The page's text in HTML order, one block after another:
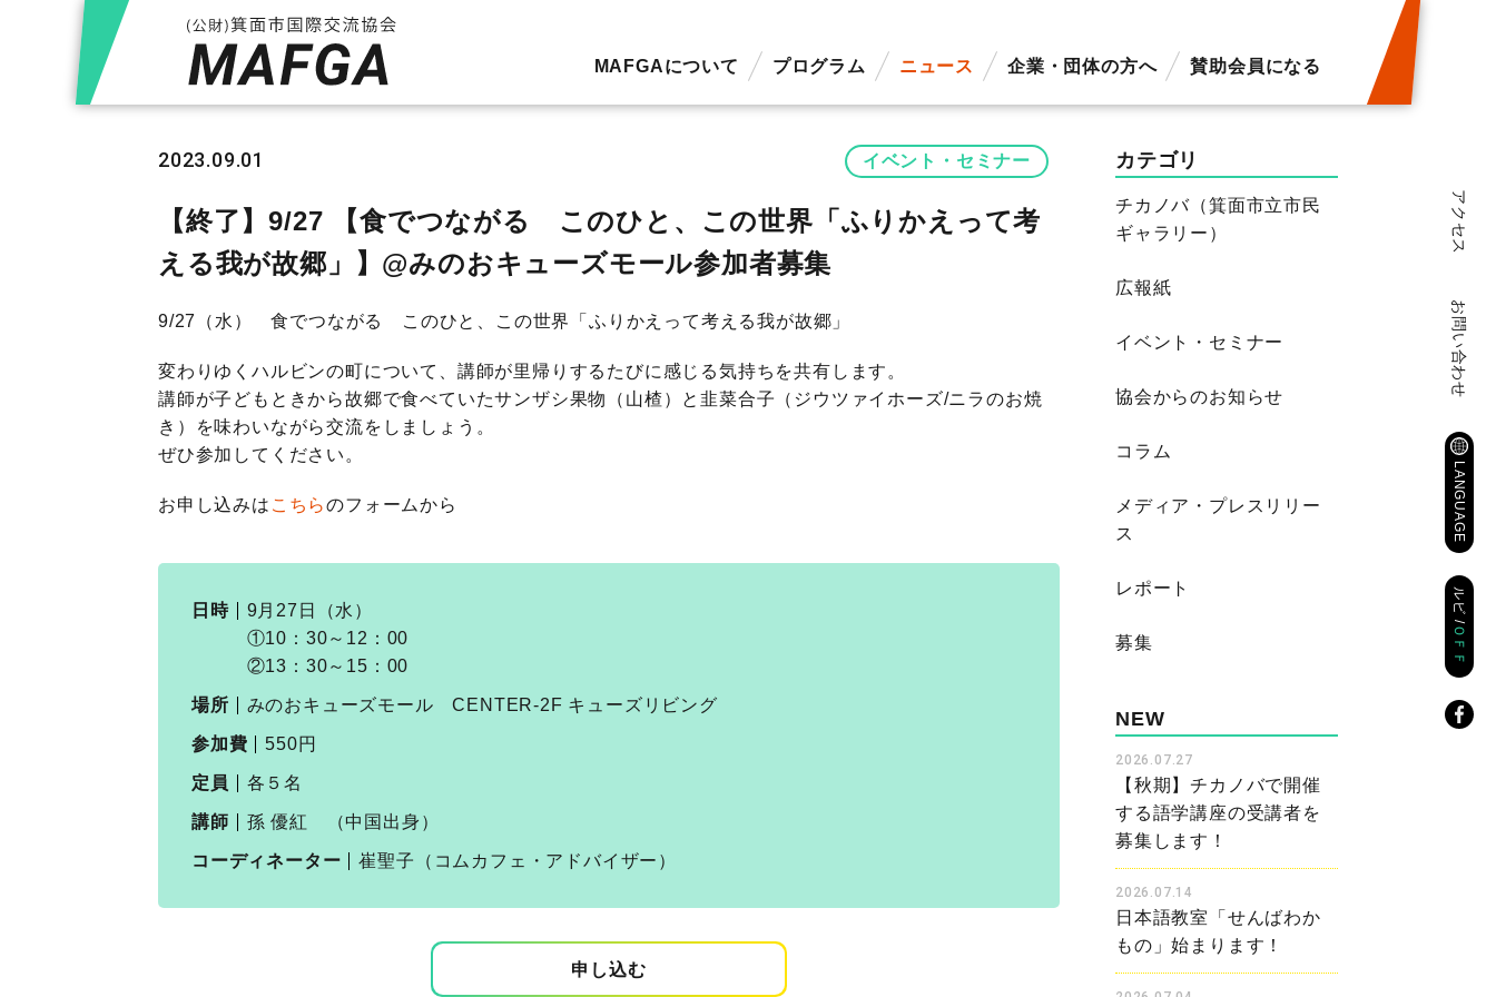
MAFGAについて プログラム ニュース 企業・団体の方へ 賛助会員になる
アクセス
お問い合わせ
LANGUAGE
ルビ /
ＯＦＦ
2023.09.01 イベント・セミナー
【終了】9/27 【食でつながる このひと、この世界「ふりかえって考
える我が故郷」】@みのおキューズモール参加者募集
9/27（水） 食でつながる このひと、この世界「ふりかえって考える我が故郷」
変わりゆくハルビンの町について、講師が里帰りするたびに感じる気持ちを共有します。
講師が子どもときから故郷で食べていたサンザシ果物（山楂）と韭菜合子（ジウツァイホーズ/ニラのお焼
き）を味わいながら交流をしましょう。
ぜひ参加してください。
お申し込みは こち らのフォームから
日時
9月27日（水）
①10：30～12：00
②13：30～15：00
場所 みのおキューズモール CENTER-2F キューズリビング
参加費 550円
定員 各５名
講師 孫 優紅 （中国出身）
コーディネーター 崔聖子（コムカフェ・アドバイザー）
申し込む
カテゴリ
チカノバ（箕面市立市民
ギャラリー）
広報紙
イベント・セミナー
協会からのお知らせ
コラム
メディア・プレスリリー
ス
レポート
募集
NEW
2026.07.27
【秋期】チカノバで開催
する語学講座の受講者を
募集します！
2026.07.14
日本語教室「せんばわか
もの」始まります！